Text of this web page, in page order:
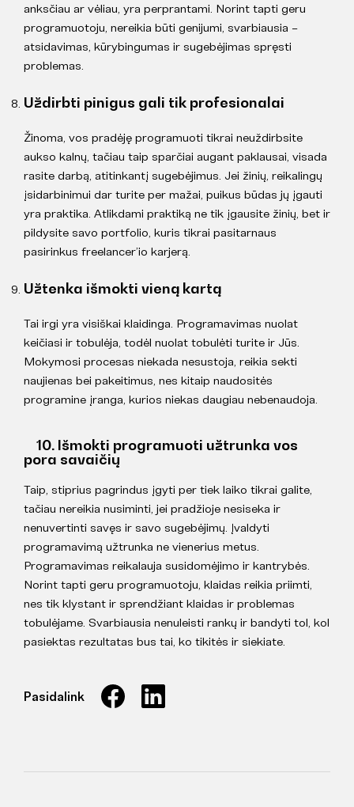
anksčiau ar vėliau, yra perprantami. Norint tapti geru
programuotoju, nereikia būti genijumi, svarbiausia –
atsidavimas, kūrybingumas ir sugebėjimas spręsti
problemas.
Uždirbti pinigus gali tik profesionalai
Žinoma, vos pradėję programuoti tikrai neuždirbsite
aukso kalnų, tačiau taip sparčiai augant paklausai, visada
rasite darbą, atitinkantį sugebėjimus. Jei žinių, reikalingų
įsidarbinimui dar turite per mažai, puikus būdas jų įgauti
yra praktika. Atlikdami praktiką ne tik įgausite žinių, bet ir
pildysite savo portfolio, kuris tikrai pasitarnaus
pasirinkus freelancer’io karjerą.
Užtenka išmokti vieną kartą
Tai irgi yra visiškai klaidinga. Programavimas nuolat
keičiasi ir tobulėja, todėl nuolat tobulėti turite ir Jūs.
Mokymosi procesas niekada nesustoja, reikia sekti
naujienas bei pakeitimus, nes kitaip naudositės
programine įranga, kurios niekas daugiau nebenaudoja.
10. Išmokti programuoti užtrunka vos
pora savaičių
Taip, stiprius pagrindus įgyti per tiek laiko tikrai galite,
tačiau nereikia nusiminti, jei pradžioje nesiseka ir
nenuvertinti savęs ir savo sugebėjimų. Įvaldyti
programavimą užtrunka ne vienerius metus.
Programavimas reikalauja susidomėjimo ir kantrybės.
Norint tapti geru programuotoju, klaidas reikia priimti,
nes tik klystant ir sprendžiant klaidas ir problemas
tobulėjame. Svarbiausia nenuleisti rankų ir bandyti tol, kol
pasiektas rezultatas bus tai, ko tikitės ir siekiate.
Pasidalink